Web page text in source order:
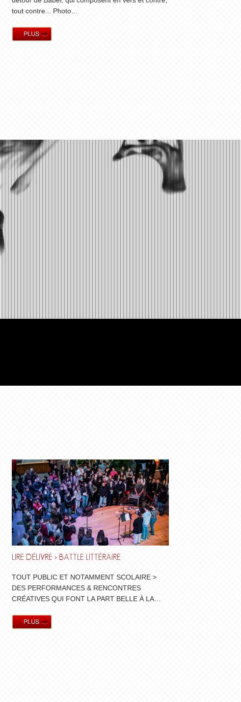
tout contre... Photo…
LIRE DÉLIVRE > BATTLE LITTÉRAIRE
TOUT PUBLIC ET NOTAMMENT SCOLAIRE >
DES PERFORMANCES & RENCONTRES
CRÉATIVES QUI FONT LA PART BELLE À LA…